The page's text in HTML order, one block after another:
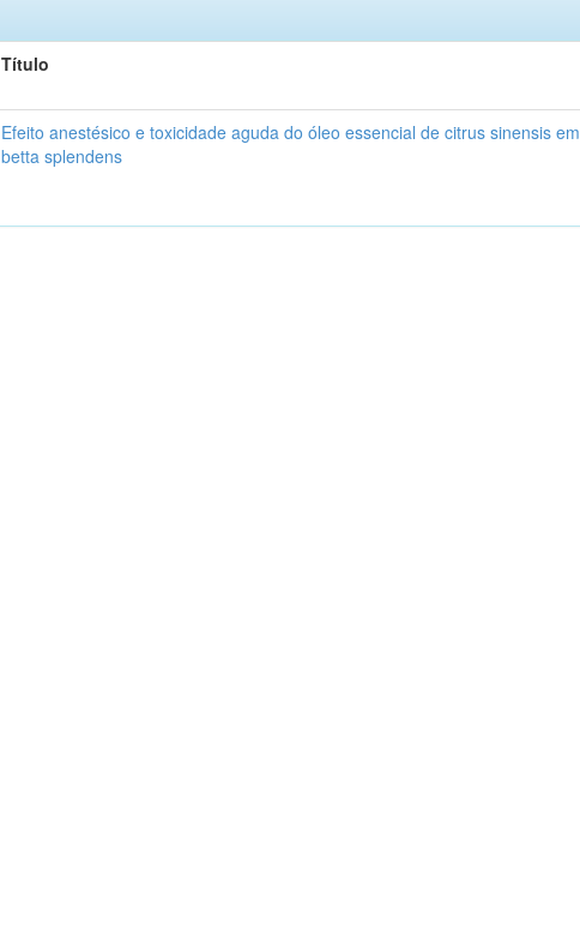
Título
Efeito anestésico e toxicidade aguda do óleo essencial de citrus sinensis em
betta splendens